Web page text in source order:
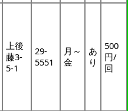
上後
藤3-
5-1
29-
5551
月～
金
あ
り
500
円/
回